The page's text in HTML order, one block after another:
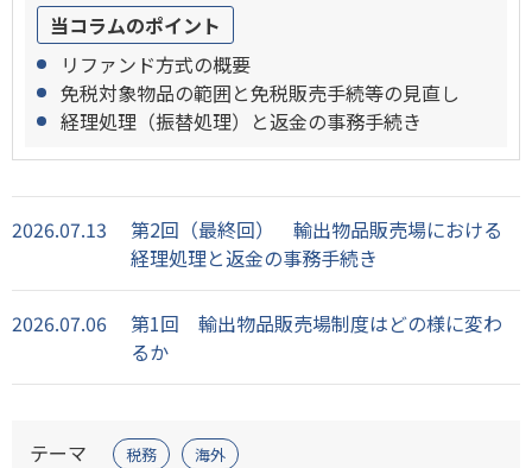
当コラムのポイント
リファンド方式の概要
免税対象物品の範囲と免税販売手続等の見直し
経理処理（振替処理）と返金の事務手続き
2026.07.13
第2回（最終回） 輸出物品販売場における
経理処理と返金の事務手続き
2026.07.06
第1回 輸出物品販売場制度はどの様に変わ
るか
テーマ 税務 海外